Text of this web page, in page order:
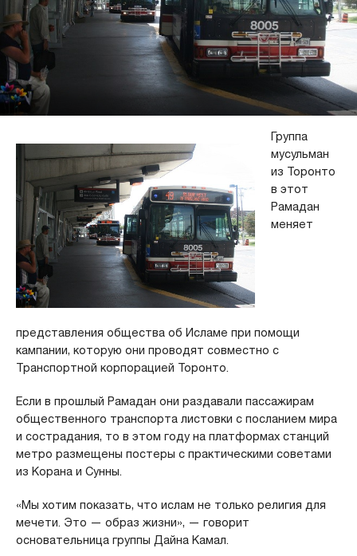
Группа
мусульман
из Торонто
в этот
Рамадан
меняет
представления общества об Исламе при помощи
кампании, которую они проводят совместно с
Транспортной корпорацией Торонто.
Если в прошлый Рамадан они раздавали пассажирам
общественного транспорта листовки с посланием мира
и сострадания, то в этом году на платформах станций
метро размещены постеры с практическими советами
из Корана и Сунны.
«Мы хотим показать, что ислам не только религия для
мечети. Это — образ жизни», — говорит
основательница группы Дайна Камал.